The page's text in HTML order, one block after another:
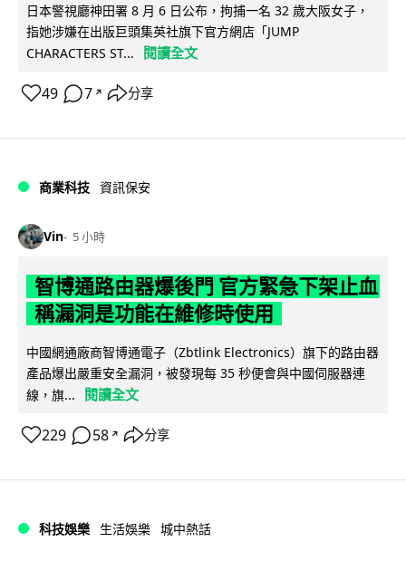
日本警視廳神田署 8 月 6 日公布，拘捕一名 32 歲大阪女子，
指她涉嫌在出版巨頭集英社旗下官方網店「JUMP
CHARACTERS ST...
閱讀全文
49 7 ↗ 分享
商業科技 資訊保安
Vin 5 小時
智博通路由器爆後門 官方緊急下架止血
稱漏洞是功能在維修時使用
中國網通廠商智博通電子（Zbtlink Electronics）旗下的路由器
產品爆出嚴重安全漏洞，被發現每 35 秒便會與中國伺服器連
線，旗...
閱讀全文
229 58 ↗ 分享
科技娛樂 生活娛樂 城中熱話